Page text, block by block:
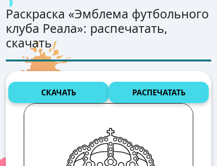
Раскраска «Эмблема футбольного
клуба Реала»: распечатать,
скачать
СКАЧАТЬ РАСПЕЧАТАТЬ